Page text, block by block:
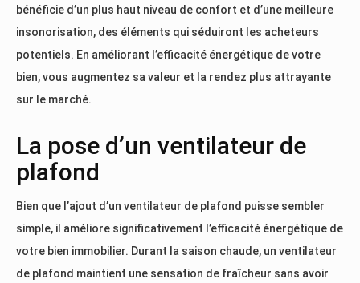
bénéficie d’un plus haut niveau de confort et d’une meilleure
insonorisation, des éléments qui séduiront les acheteurs
potentiels. En améliorant l’efficacité énergétique de votre
bien, vous augmentez sa valeur et la rendez plus attrayante
sur le marché.
La pose d’un ventilateur de
plafond
Bien que l’ajout d’un ventilateur de plafond puisse sembler
simple, il améliore significativement l’efficacité énergétique de
votre bien immobilier. Durant la saison chaude, un ventilateur
de plafond maintient une sensation de fraîcheur sans avoir